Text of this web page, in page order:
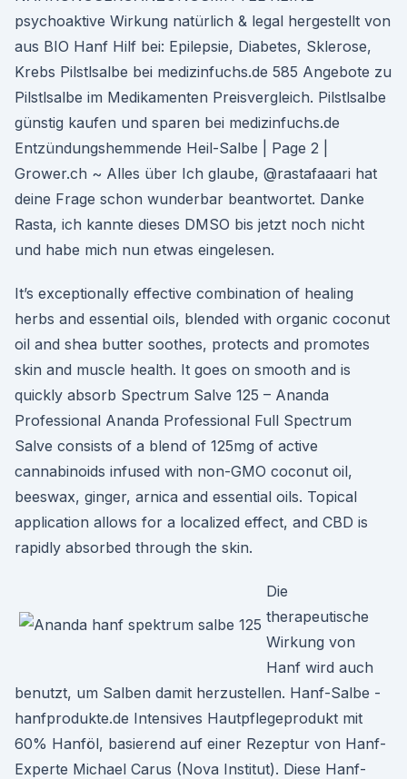
psychoaktive Wirkung natürlich & legal hergestellt von
aus BIO Hanf Hilf bei: Epilepsie, Diabetes, Sklerose,
Krebs Pilstlsalbe bei medizinfuchs.de 585 Angebote zu
Pilstlsalbe im Medikamenten Preisvergleich. Pilstlsalbe
günstig kaufen und sparen bei medizinfuchs.de
Entzündungshemmende Heil-Salbe | Page 2 |
Grower.ch ~ Alles über Ich glaube, @rastafaaari hat
deine Frage schon wunderbar beantwortet. Danke
Rasta, ich kannte dieses DMSO bis jetzt noch nicht
und habe mich nun etwas eingelesen.
It’s exceptionally effective combination of healing
herbs and essential oils, blended with organic coconut
oil and shea butter soothes, protects and promotes
skin and muscle health. It goes on smooth and is
quickly absorb Spectrum Salve 125 – Ananda
Professional Ananda Professional Full Spectrum
Salve consists of a blend of 125mg of active
cannabinoids infused with non-GMO coconut oil,
beeswax, ginger, arnica and essential oils. Topical
application allows for a localized effect, and CBD is
rapidly absorbed through the skin.
Die
therapeutische
Wirkung von
Hanf wird auch
benutzt, um Salben damit herzustellen. Hanf-Salbe -
hanfprodukte.de Intensives Hautpflegeprodukt mit
60% Hanföl, basierend auf einer Rezeptur von Hanf-
Experte Michael Carus (Nova Institut). Diese Hanf-